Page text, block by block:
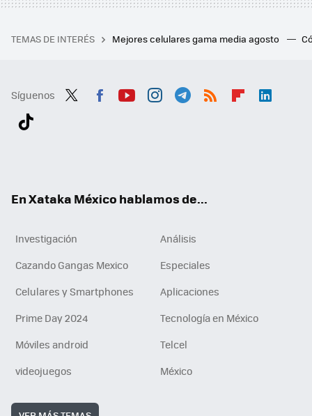
TEMAS DE INTERÉS Mejores celulares gama media agosto
Síguenos
En Xataka México hablamos de...
Investigación
Análisis
Cazando Gangas Mexico
Especiales
Celulares y Smartphones
Aplicaciones
Prime Day 2024
Tecnología en México
Móviles android
Telcel
videojuegos
México